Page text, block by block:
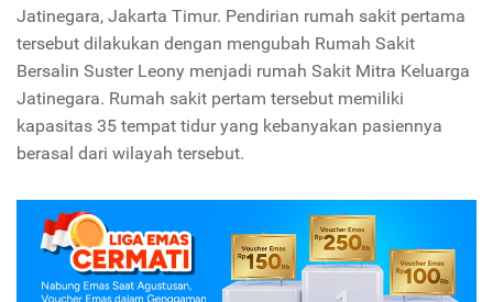
Jatinegara, Jakarta Timur. Pendirian rumah sakit pertama
tersebut dilakukan dengan mengubah Rumah Sakit
Bersalin Suster Leony menjadi rumah Sakit Mitra Keluarga
Jatinegara. Rumah sakit pertam tersebut memiliki
kapasitas 35 tempat tidur yang kebanyakan pasiennya
berasal dari wilayah tersebut.